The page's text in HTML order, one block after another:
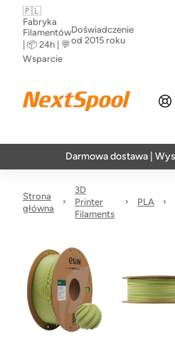
🇵🇱
Fabryka
Filamentów
| 📦 24h | 💬
Wsparcie
Doświadczenie
od 2015 roku
Darmowa dostawa | Wysyłka z
Strona
główna
3D
Printer
Filaments
PLA